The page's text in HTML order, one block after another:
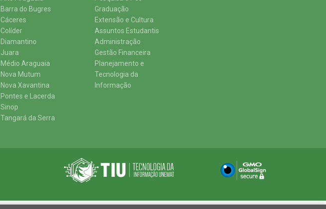
Barra do Bugres
Cáceres
Colíder
Diamantino
Juara
Médio Araguaia
Nova Mutum
Nova Xavantina
Pontes e Lacerda
Sinop
Tangará da Serra
Graduação
Extensão e Cultura
Assuntos Estudantis
Administração
Gestão Financeira
Planejamento e
Tecnologia da
Informação